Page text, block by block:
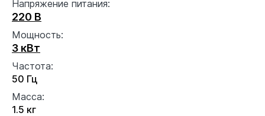
Напряжение питания:
220 В
Мощность:
3 кВт
Частота:
50 Гц
Масса:
1.5 кг